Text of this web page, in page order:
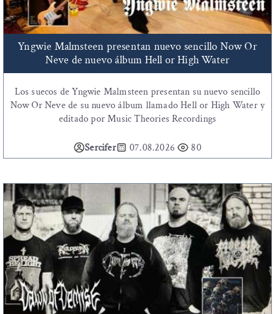
Yngwie Malmsteen presentan nuevo sencillo Now Or
Neve de nuevo álbum Hell or High Water
Los suecos de Yngwie Malmsteen presentan su nuevo sencillo
Now Or Neve de su nuevo álbum llamado Hell or High Water y
editado por Music Theories Recordings
Sercifer 07.08.2026 80